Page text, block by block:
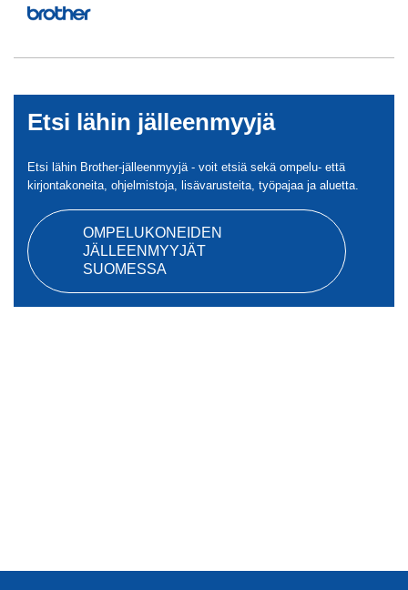
Etsi lähin jälleenmyyjä
Etsi lähin Brother-jälleenmyyjä - voit etsiä sekä ompelu- että
kirjontakoneita, ohjelmistoja, lisävarusteita, työpajaa ja aluetta.
OMPELUKONEIDEN
JÄLLEENMYYJÄT
SUOMESSA